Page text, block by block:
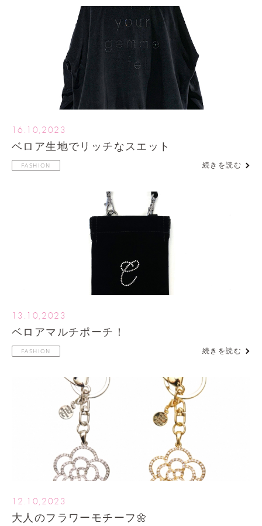
16.10,2023
ベロア生地でリッチなスエット
FASHION 続きを読む
13.10,2023
ベロアマルチポーチ！
FASHION 続きを読む
12.10,2023
大人のフラワーモチーフ🌼